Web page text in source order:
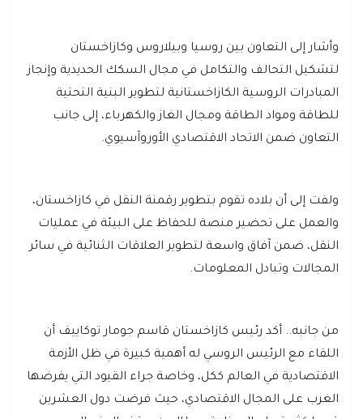
وأشار إلى التعاون بين روسيا وبيلاروس وكازاخستان
لتشكيل التحالف والتكامل في مجال السكك الحديدية وإنجاز
المبادرات الروسية الكازاخستانية لتطوير البنية التحتية
للطاقة ومواد الطاقة ومجال الغاز والكهرباء، إلى جانب
التعاون ضمن الاتحاد الاقتصادي الأوروآسيوي.
ولفت إلى أن بلاده تقوم بتطوير رقمنة النقل في كازاخستان،
والعمل على تحضير منصة للحفاظ على البيئة في عمليات
النقل، ضمن آفاق واسعة لتطوير العلاقات الثنائية في سائر
المجالات وتبادل المعلومات.
من جانبه.. أكد رئيس كازاخستان قاسم جومار توكاييف أن
اللقاء مع الرئيس الروسي له أهمية كبيرة في ظل الأزمة
الاقتصادية في العالم ككل، وخاصة جراء القيود التي يفرضها
الغرب على المجال الاقتصادي، حيث فرضت دول العشرين